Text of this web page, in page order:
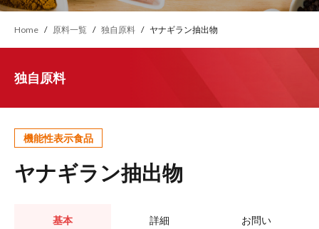
Home 原料一覧 独自原料 ヤナギラン抽出物
独自原料
機能性表示食品
ヤナギラン抽出物
基本
詳細
お問い